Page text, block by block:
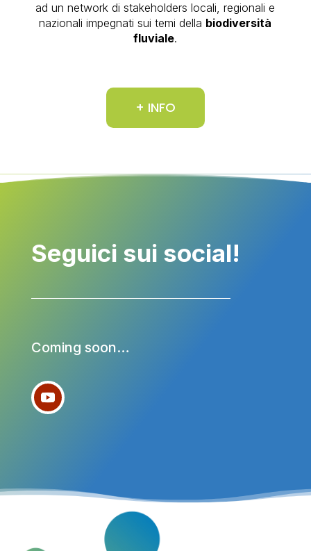
ad un network di stakeholders locali, regionali e
nazionali impegnati sui temi della biodiversità
fluviale.
+ INFO
Seguici sui social!
Coming soon…